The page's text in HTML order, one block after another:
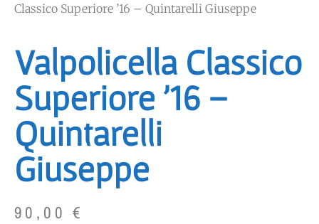
Classico Superiore ’16 – Quintarelli Giuseppe
Valpolicella Classico
Superiore ’16 –
Quintarelli
Giuseppe
90,00€